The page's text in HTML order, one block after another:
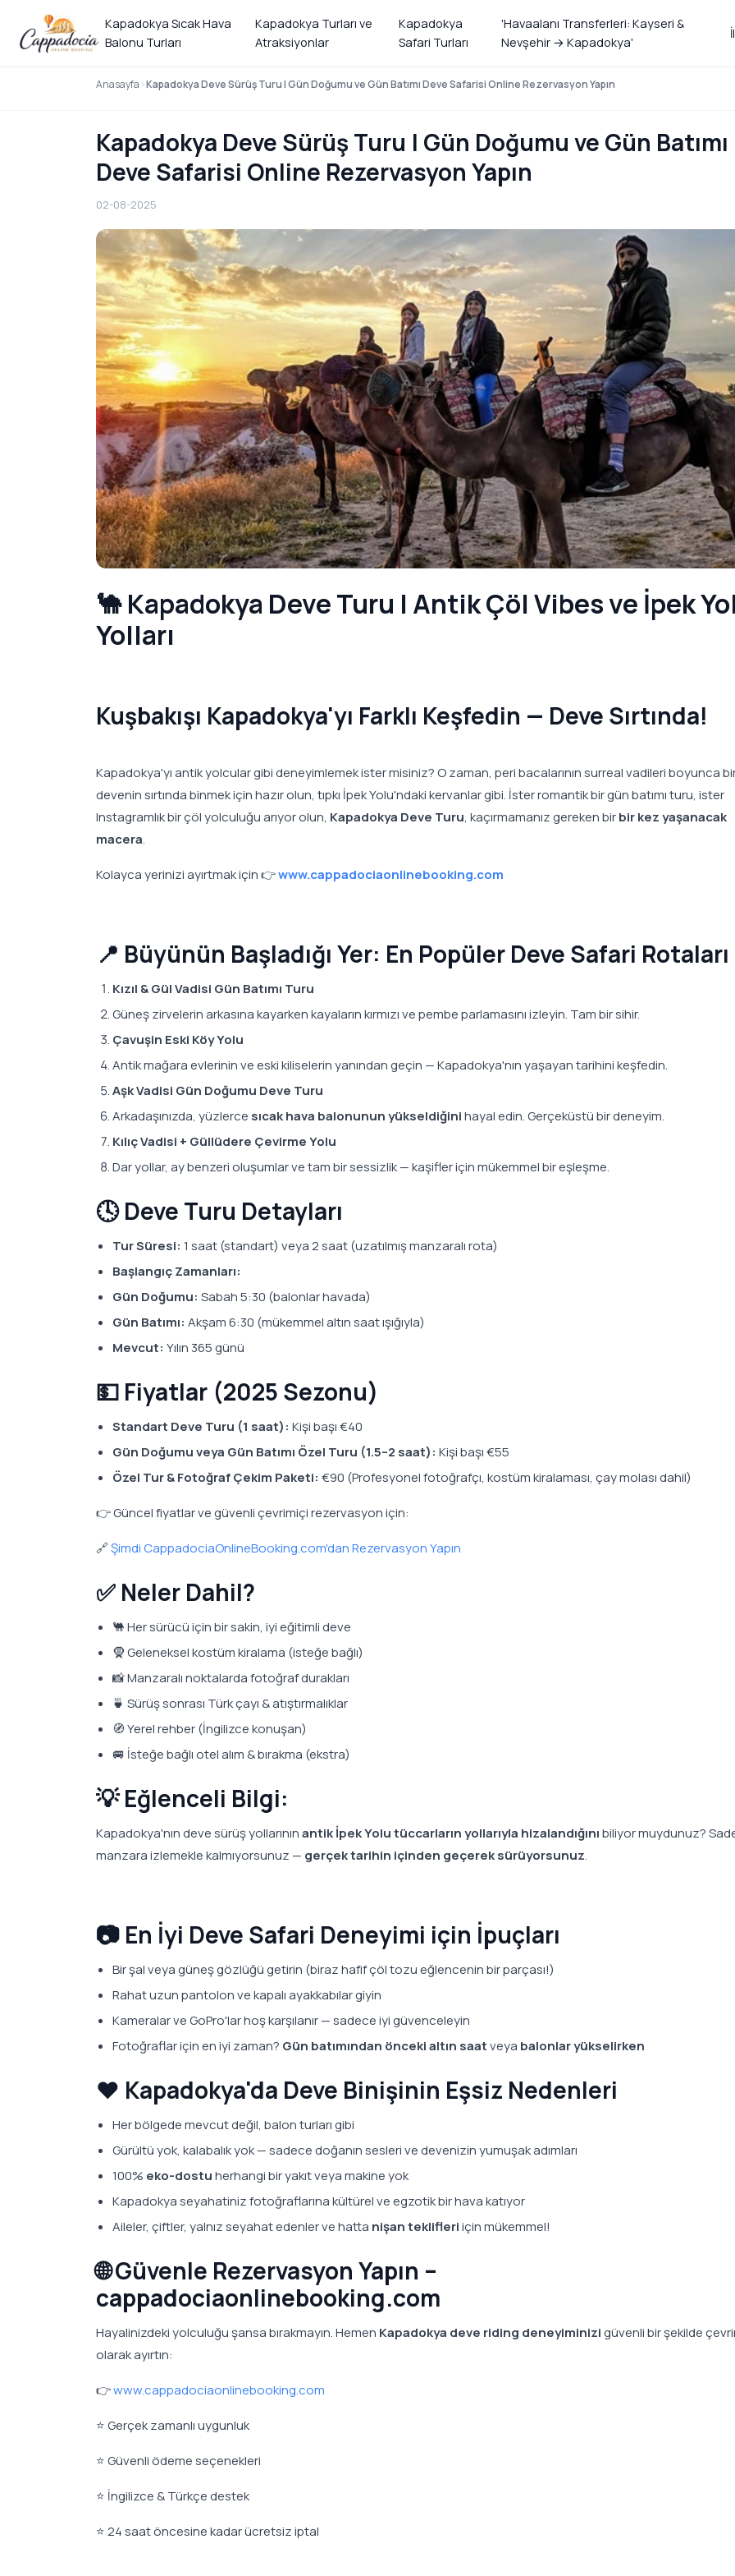
Kapadokya Sıcak Hava
Balonu Turları
Kapadokya Turları ve
Atraksiyonlar
Kapadokya
Safari Turları
'Havaalanı Transferleri: Kayseri &
Nevşehir → Kapadokya'
Anasayfa Kapadokya Deve Sürüş Turu | Gün Doğumu ve Gün Batımı Deve Safarisi Online Rezervasyon Yapın
Kapadokya Deve Sürüş Turu | Gün Doğumu ve Gün Batımı
Deve Safarisi Online Rezervasyon Yapın
02-08-2025
🐪 Kapadokya Deve Turu | Antik Çöl Vibes ve İpek
Yolları
Kuşbakışı Kapadokya'yı Farklı Keşfedin — Deve Sırtında!
Kapadokya'yı antik yolcular gibi deneyimlemek ister misiniz? O zaman, peri bacalarının surreal vadileri boyunca
devenin sırtında binmek için hazır olun, tıpkı İpek Yolu'ndaki kervanlar gibi. İster romantik bir gün batımı turu, ister
Instagramlık bir çöl yolculuğu arıyor olun, Kapadokya Deve Turu, kaçırmamanız gereken birbir kez yaşanacak
macera.
Kolayca yerinizi ayırtmak için 👉www.cappadociaonlinebooking.com
📍 Büyünün Başladığı Yer: En Popüler Deve Safari Rotaları
Kızıl & Gül Vadisi Gün Batımı Turu
Güneş zirvelerin arkasına kayarken kayaların kırmızı ve pembe parlamasını izleyin. Tam bir sihir.
Çavuşin Eski Köy Yolu
Antik mağara evlerinin ve eski kiliselerin yanından geçin — Kapadokya'nın yaşayan tarihini keşfedin.
Aşk Vadisi Gün Doğumu Deve Turu
Arkadaşınızda, yüzlerce sıcak hava balonunun yükseldiğinihayal edin. Gerçeküstü bir deneyim.
Kılıç Vadisi + Güllüdere Çevirme Yolu
Dar yollar, ay benzeri oluşumlar ve tam bir sessizlik — kaşifler için mükemmel bir eşleşme.
🕓 Deve Turu Detayları
Tur Süresi: 1 saat (standart) veya 2 saat (uzatılmış manzaralı rota)
Başlangıç Zamanları:
Gün Doğumu: Sabah 5:30 (balonlar havada)
Gün Batımı: Akşam 6:30 (mükemmel altın saat ışığıyla)
Mevcut: Yılın 365 günü
💵 Fiyatlar (2025 Sezonu)
Standart Deve Turu (1 saat): Kişi başı €40
Gün Doğumu veya Gün Batımı Özel Turu (1.5–2 saat): Kişi başı €55
Özel Tur & Fotoğraf Çekim Paketi: €90 (Profesyonel fotoğrafçı, kostüm kiralaması, çay molası dahil)
👉 Güncel fiyatlar ve güvenli çevrimiçi rezervasyon için:
🔗Şimdi CappadociaOnlineBooking.com'dan Rezervasyon Yapın
✅ Neler Dahil?
🐫 Her sürücü için bir sakin, iyi eğitimli deve
🧕 Geleneksel kostüm kiralama (isteğe bağlı)
📸 Manzaralı noktalarda fotoğraf durakları
🍵 Sürüş sonrası Türk çayı & atıştırmalıklar
🧭 Yerel rehber (İngilizce konuşan)
🚐 İsteğe bağlı otel alım & bırakma (ekstra)
💡 Eğlenceli Bilgi:
Kapadokya'nın deve sürüş yollarınınantik İpek Yolu tüccarların yollarıyla hizalandığınıbiliyor muydunuz?
manzara izlemekle kalmıyorsunuz — gerçek tarihin içinden geçerek sürüyorsunuz.
📷 En İyi Deve Safari Deneyimi için İpuçları
Bir şal veya güneş gözlüğü getirin (biraz hafif çöl tozu eğlencenin bir parçası!)
Rahat uzun pantolon ve kapalı ayakkabılar giyin
Kameralar ve GoPro'lar hoş karşılanır — sadece iyi güvenceleyin
Fotoğraflar için en iyi zaman? Gün batımından önceki altın saatveya balonlar yükselirken
❤️ Kapadokya'da Deve Binişinin Eşsiz Nedenleri
Her bölgede mevcut değil, balon turları gibi
Gürültü yok, kalabalık yok — sadece doğanın sesleri ve devenizin yumuşak adımları
100% eko-dostuherhangi bir yakıt veya makine yok
Kapadokya seyahatiniz fotoğraflarına kültürel ve egzotik bir hava katıyor
Aileler, çiftler, yalnız seyahat edenler ve hatta nişan teklifleriiçin mükemmel!
🌐 Güvenle Rezervasyon Yapın –
cappadociaonlinebooking.com
Hayalinizdeki yolculuğu şansa bırakmayın. Hemen Kapadokya deve riding deneyiminizigüvenli bir şekilde
olarak ayırtın:
👉www.cappadociaonlinebooking.com
⭐ Gerçek zamanlı uygunluk
⭐ Güvenli ödeme seçenekleri
⭐ İngilizce & Türkçe destek
⭐ 24 saat öncesine kadar ücretsiz iptal